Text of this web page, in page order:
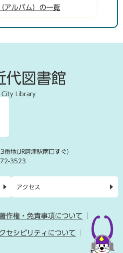
アルバム）の一覧
代図書館
City Library
地(JR唐津駅南口すぐ)
3523
アクセス
作権・免責事項について
セシビリティについて